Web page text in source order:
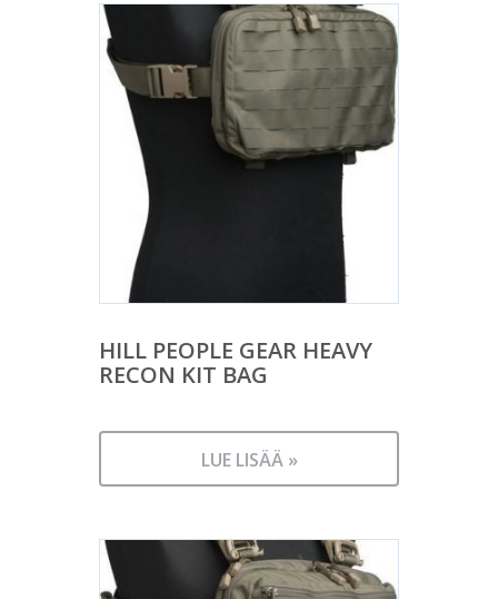
HILL PEOPLE GEAR HEAVY
RECON KIT BAG
LUE LISÄÄ »